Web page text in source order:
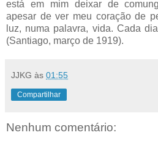
está em mim deixar de
apesar de ver meu coração de
luz, numa palavra, vida. Cada
(Santiago, março de 1919).
JJKG às 01:55
Compartilhar
Nenhum comentário: